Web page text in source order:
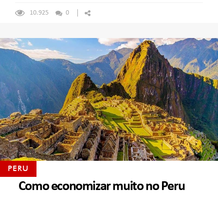
10.925 0
PERU
Como economizar muito no Peru